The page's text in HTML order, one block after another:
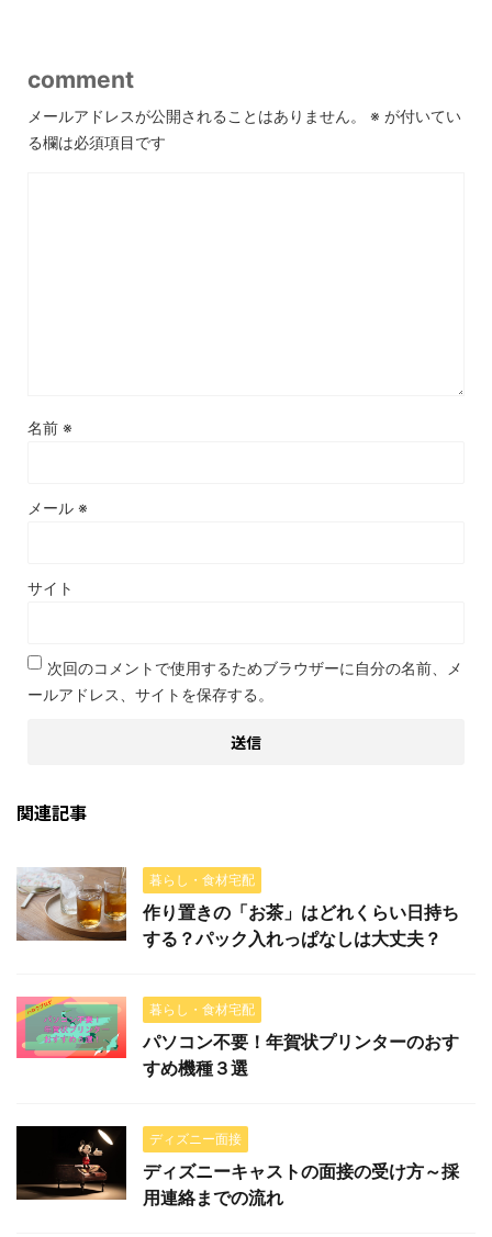
comment
メールアドレスが公開されることはありません。 ※ が付いてい
る欄は必須項目です
名前 ※
メール ※
サイト
次回のコメントで使用するためブラウザーに自分の名前、メ
ールアドレス、サイトを保存する。
関連記事
暮らし・食材宅配
作り置きの「お茶」はどれくらい日持ち
する？パック入れっぱなしは大丈夫？
暮らし・食材宅配
パソコン不要！年賀状プリンターのおす
すめ機種３選
ディズニー面接
ディズニーキャストの面接の受け方～採
用連絡までの流れ